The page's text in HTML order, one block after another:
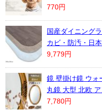
770円
国産ダイニング
カビ・防汚・日
9,779円
鏡 壁掛け鏡 ウォ
丸鏡 大型 北欧
7,780円